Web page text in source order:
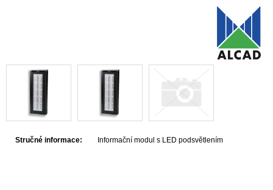
Stručné informace: Informační modul s LED podsvětlením